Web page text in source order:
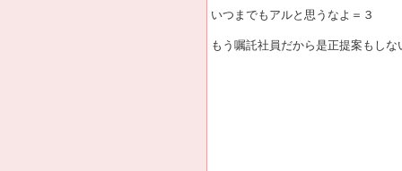
いつまでもアルと思うなよ＝３
もう嘱託社員だから是正提案もしな